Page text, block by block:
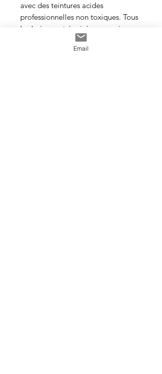
avec des teintures acides
professionnelles non toxiques. Tous
les bains sont épuisés au maximum.
Il se peut que les couleurs
dégorgent un peu aux premiers
Email